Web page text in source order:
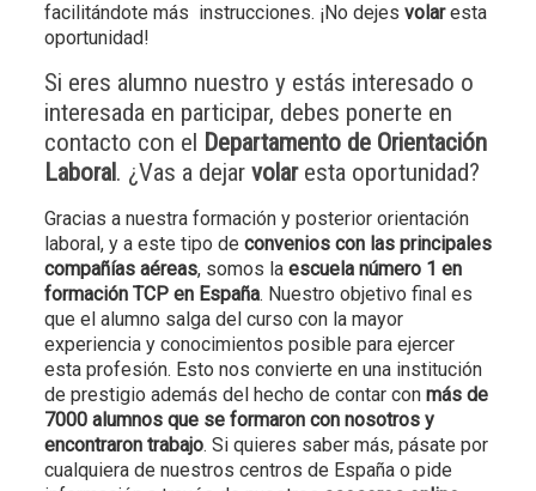
facilitándote más instrucciones. ¡No dejes volaresta
oportunidad!
Si eres alumno nuestro y estás interesado o
interesada en participar, debes ponerte en
contacto con el Departamento de Orientación
Laboral. ¿Vas a dejar volar esta oportunidad?
Gracias a nuestra formación y posterior orientación
laboral, y a este tipo de convenios con las principales
compañías aéreas, somos la escuela número 1 en
formación TCP en España. Nuestro objetivo final es
que el alumno salga del curso con la mayor
experiencia y conocimientos posible para ejercer
esta profesión. Esto nos convierte en una institución
de prestigio además del hecho de contar con más de
7000 alumnos que se formaron con nosotros y
encontraron trabajo. Si quieres saber más, pásate por
cualquiera de nuestros centros de España o pide